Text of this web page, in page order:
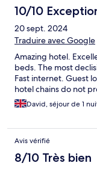
10/10
20 sept. 2024
Traduire avec Google
Amazing hotel.
beds. The most
Fast internet. Guest
hotel chains do not
David, séjour de 1
Avis vérifié
8/10 Très bien